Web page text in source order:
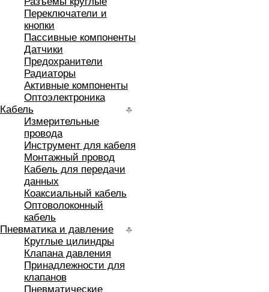
Переключатели и
кнопки
Пассивные компоненты
Датчики
Предохранители
Радиаторы
Активные компоненты
Оптоэлектроника
Кабель
Измерительные
провода
Инструмент для кабеля
Монтажный провод
Кабель для передачи
данных
Коаксиальный кабель
Оптоволоконный
кабель
Пневматика и давление
Круглые цилиндры
Клапана давления
Принадлежности для
клапанов
Пневматические